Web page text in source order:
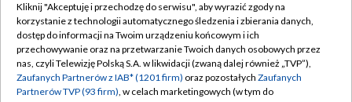
TVP
Abonament TVP
Emisja w TVP
Regulamin TVP
Polityka prywatności
Kliknij "Akceptuję i przechodzę do serwisu", aby wyrazić zgody na
korzystanie z technologii automatycznego śledzenia i zbierania danych,
dostęp do informacji na Twoim urządzeniu końcowym i ich
przechowywanie oraz na przetwarzanie Twoich danych osobowych przez
nas, czyli Telewizję Polską S.A. w likwidacji (zwaną dalej również „TVP”),
Zaufanych Partnerów z IAB* (1201 firm) oraz pozostałych Zaufanych
Partnerów TVP (93 firm), w celach marketingowych (w tym do